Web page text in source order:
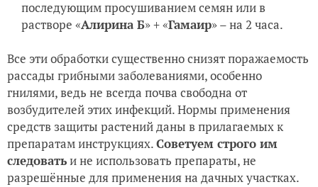
последующим просушиванием семян или в
растворе «Алирина Б» + «Гамаир» – на 2 часа.
Все эти обработки существенно снизят поражаемость
рассады грибными заболеваниями, особенно
гнилями, ведь не всегда почва свободна от
возбудителей этих инфекций. Нормы применения
средств защиты растений даны в прилагаемых к
препаратам инструкциях.Советуем строго им
следоватьи не использовать препараты, не
разрешённые для применения на дачных участках.